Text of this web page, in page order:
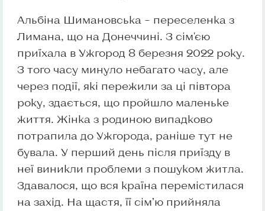
Альбіна Шимановська – переселенка з
Лимана, що на Донеччині. З сім'єю
приїхала в Ужгород 8 березня 2022 року.
З того часу минуло небагато часу, але
через події, які пережили за ці півтора
року, здається, що пройшло маленьке
життя. Жінка з родиною випадково
потрапила до Ужгорода, раніше тут не
бувала. У перший день після приїзду в
неї виникли проблеми з пошуком житла.
Здавалося, що вся країна перемістилася
на захід. На щастя, її сім’ю прийняла